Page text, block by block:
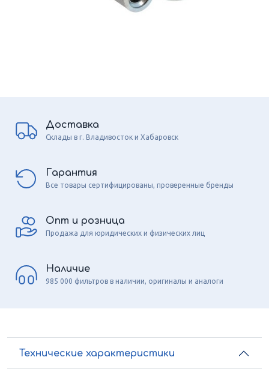
Доставка
Склады в г. Владивосток и Хабаровск
Гарантия
Все товары сертифицированы, проверенные бренды
Опт и розница
Продажа для юридических и физических лиц
Наличие
985 000 фильтров в наличии, оригиналы и аналоги
Технические характеристики